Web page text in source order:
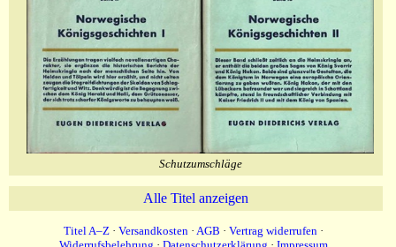
Schutzumschläge
Alle Titel anzeigen
Titel A–Z · Versandkosten · AGB · Vertrag widerrufen ·